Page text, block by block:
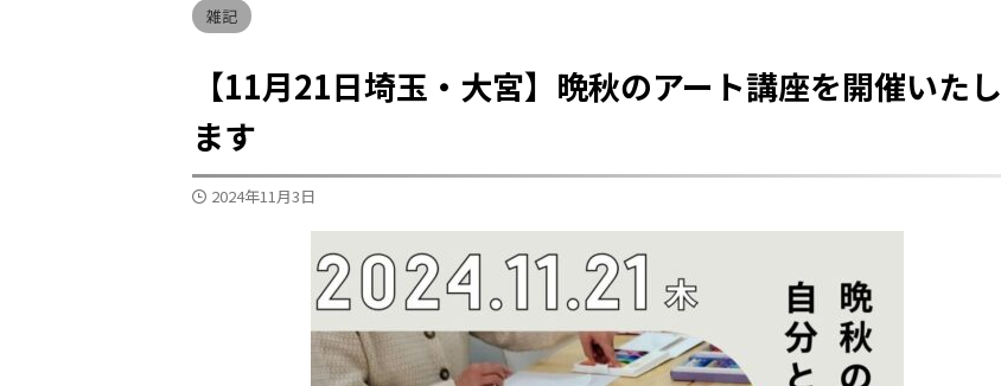
雑記
【11月21日埼玉・大宮】晩秋のアート講座を開催いたし
ます
2024年11月3日